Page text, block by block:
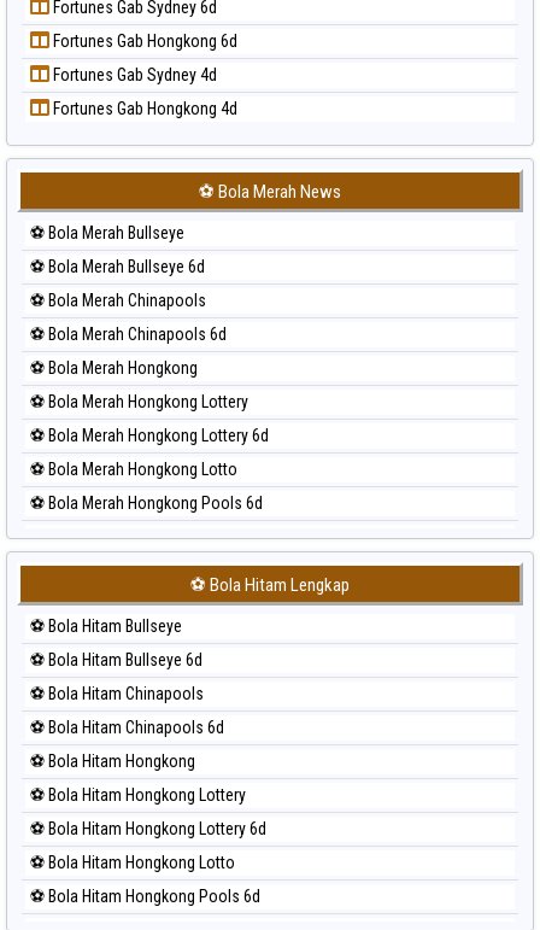
Prediksi Sao Paulo
Prediksi Singapore
Prediksi Sydney
Prediksi Sydney Lottery
Prediksi Sydney Lottery 6d
Prediksi Sydney Pools 6d
Prediksi Taipei
Prediksi Taiwan
Fortunes Gab Sydney 6d
Fortunes Gab Hongkong 6d
Fortunes Gab Sydney 4d
Fortunes Gab Hongkong 4d
⚽ Bola Merah News
⚽ Bola Merah Bullseye
⚽ Bola Merah Bullseye 6d
⚽ Bola Merah Chinapools
⚽ Bola Merah Chinapools 6d
⚽ Bola Merah Hongkong
⚽ Bola Merah Hongkong Lottery
⚽ Bola Merah Hongkong Lottery 6d
⚽ Bola Merah Hongkong Lotto
⚽ Bola Merah Hongkong Pools 6d
⚽ Bola Merah Japan
⚽ Bola Merah Japan 6d
⚽ Bola Merah Korea
⚽ Bola Merah Kuda Lari
⚽ Bola Merah Magnum Cambodia
⚽ Bola Merah Nagoya
⚽ Bola Merah North Carolina Day
⚽ Bola Merah Pcso
⚽ Bola Merah Sao Paulo
⚽ Bola Merah Singapore
⚽ Bola Merah Sydney
⚽ Bola Merah Sydney Lottery
⚽ Bola Hitam Lengkap
⚽ Bola Hitam Bullseye
⚽ Bola Hitam Bullseye 6d
⚽ Bola Hitam Chinapools
⚽ Bola Hitam Chinapools 6d
⚽ Bola Hitam Hongkong
⚽ Bola Hitam Hongkong Lottery
⚽ Bola Hitam Hongkong Lottery 6d
⚽ Bola Hitam Hongkong Lotto
⚽ Bola Hitam Hongkong Pools 6d